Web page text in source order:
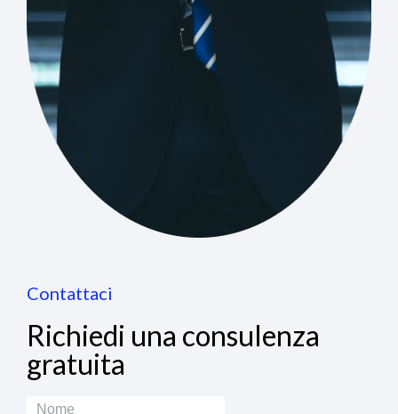
Contattaci
Richiedi una consulenza
gratuita